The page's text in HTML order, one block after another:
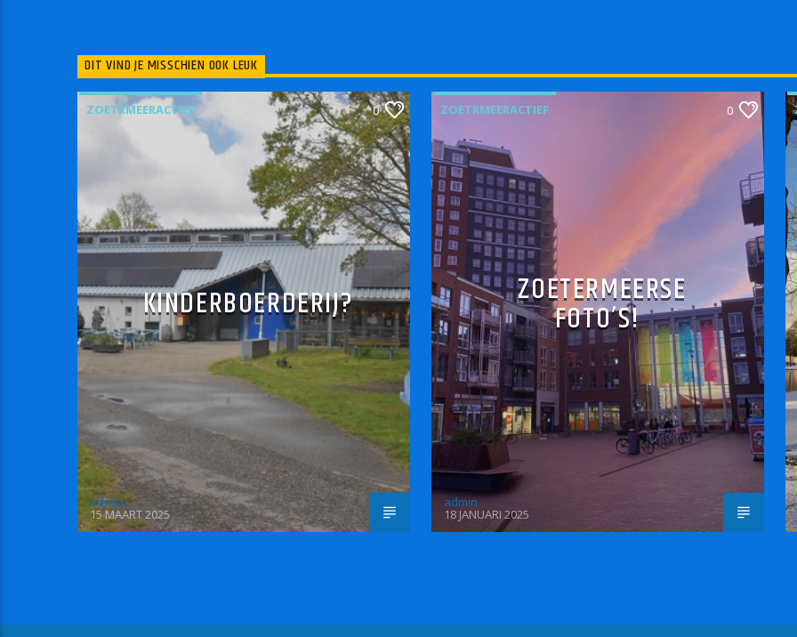
DIT VIND JE MISSCHIEN OOK LEUK
ZOETRMEERACTIEF 0
KINDERBOERDERIJ?
admin
15 MAART 2025
ZOETRMEERACTIEF 0
ZOETERMEERSE
FOTO’S!
admin
18 JANUARI 2025